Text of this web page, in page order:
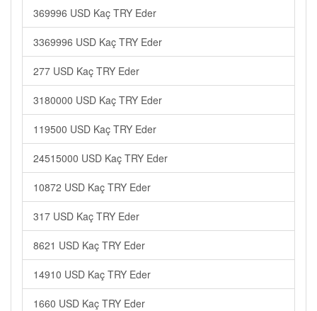
369996 USD Kaç TRY Eder
3369996 USD Kaç TRY Eder
277 USD Kaç TRY Eder
3180000 USD Kaç TRY Eder
119500 USD Kaç TRY Eder
24515000 USD Kaç TRY Eder
10872 USD Kaç TRY Eder
317 USD Kaç TRY Eder
8621 USD Kaç TRY Eder
14910 USD Kaç TRY Eder
1660 USD Kaç TRY Eder